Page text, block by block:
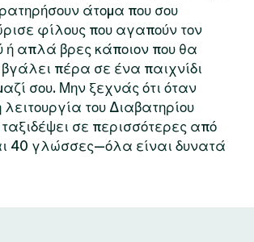
άτομα που σου
φίλους που αγαπούν τον
ή απλά βρες κάποιον που θα
πέρα σε ένα παιχνίδι
σου. Μην ξεχνάς ότι όταν
λειτουργία του Διαβατηρίου
σε περισσότερες από
40 γλώσσες—όλα είναι δυνατά